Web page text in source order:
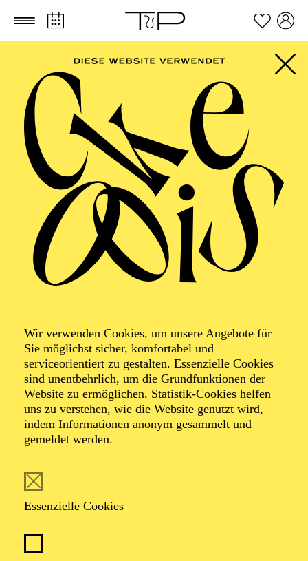
Zum Hauptinhalt springen Zum Footer springen
Wir verwenden Cookies, um unsere Angebote für
Sie möglichst sicher, komfortabel und
serviceorientiert zu gestalten. Essenzielle Cookies
sind unentbehrlich, um die Grundfunktionen der
Website zu ermöglichen. Statistik-Cookies helfen
uns zu verstehen, wie die Website genutzt wird,
indem Informationen anonym gesammelt und
gemeldet werden.
Essenzielle Cookies
Tom Visser
VITA
Der irische LichtdesignerThomas Visser
wurde in eine
Theaterfamilie hineingeboren und wuchs auf dem Land
in Irland auf. Im Alter von 18 Jahren begann Visser, an
Musiktheaterproduktionen mitzuwirken, bevor er sich
mit 24 Jahren dem zeitgenössischen Theater,
insbesondere dem Tanz, widmete. Visser arbeitet mit
renommierten Ensembles, darunter das Nederlands
Dans Theater, das Royal Ballet, die Pariser Oper, das
Joffrey Ballet und Sadlers Wells. Er hat Lichtdesigns
für Choreograf*innen wie Alexander Ekman, Johan
Inger, Crystal Pite, Stijn Celis, Medhi Walerski, Lukas
Timulak und Joeri Dubbe geschaffen. Seit 2016
entwickelt Visser seine eigenen Projekte, darunter
Kunstinstallationen und interaktive Medien.
English translation
FOLGE UNS AUF SOCIAL MEDIA